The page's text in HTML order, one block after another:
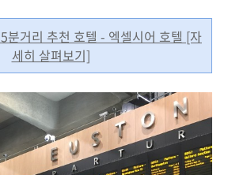
5분거리 추천 호텔 - 엑셀시어 호텔 [자
세히 살펴보기]